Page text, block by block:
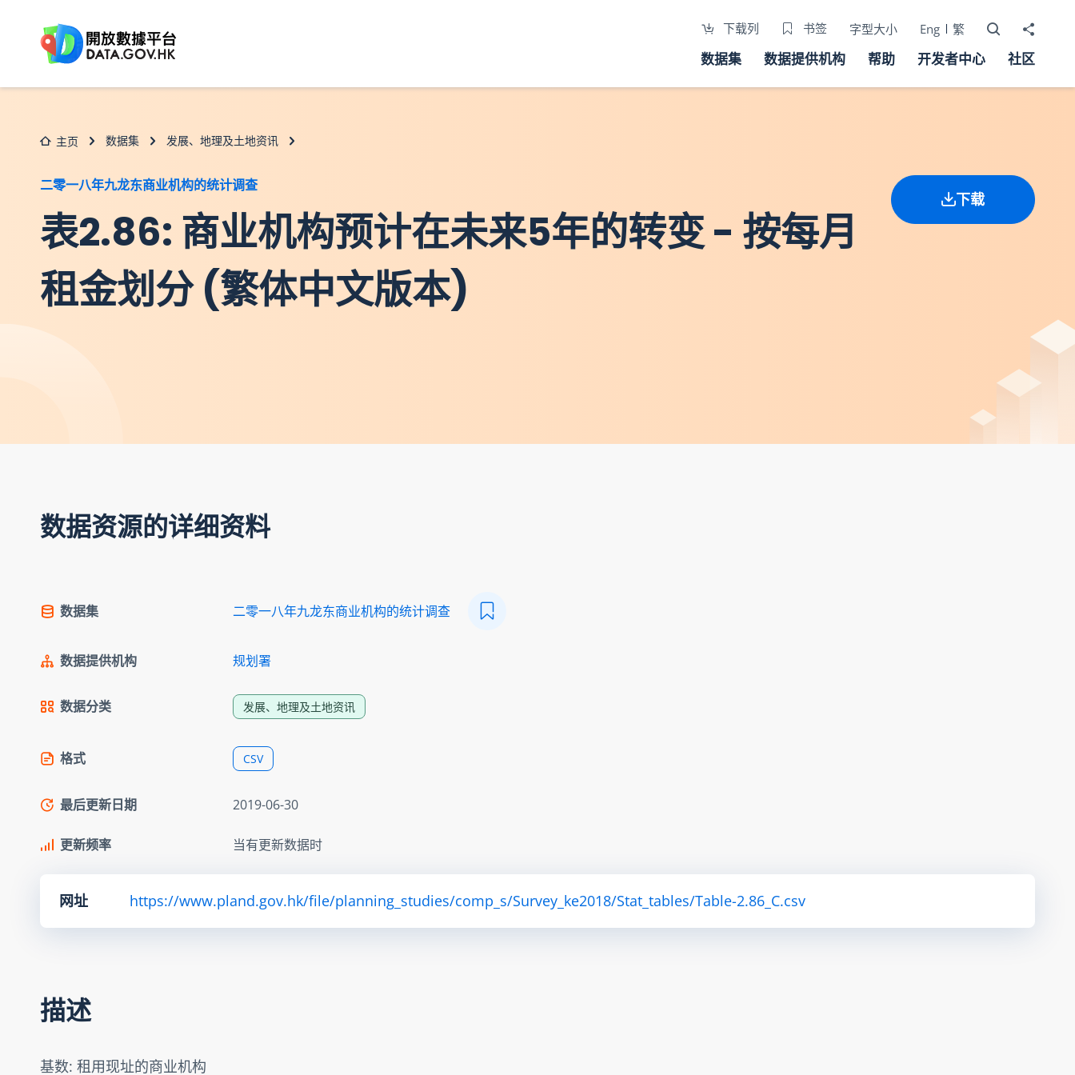
下载列 书签 字型大小 Eng 繁 打开搜寻器
分享至
数据集 数据提供机构 帮助 开发者中心 社区
主页 数据集 发展、地理及土地资讯
二零一八年九龙东商业机构的统计调查
表2.86: 商业机构预计在未来5年的转变 - 按每月
租金划分 (繁体中文版本)
下载
数据资源的详细资料
数据集 二零一八年九龙东商业机构的统计调查
数据提供机构 规划署
数据分类 发展、地理及土地资讯
格式 CSV
最后更新日期 2019-06-30
更新频率 当有更新数据时
网址 https://www.pland.gov.hk/file/planning_studies/comp_s/Survey_ke2018/Stat_tables/Table-2.86_C.csv
描述
基数: 租用现址的商业机构